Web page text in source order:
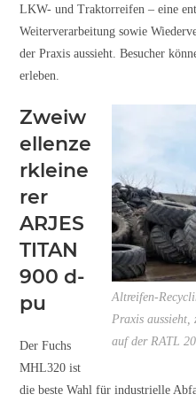
LKW- und Traktorreifen – eine
Weiterverarbeitung sowie
der Praxis aussieht. Besucher
erleben.
Altreifen-
Praxis aussieht,
auf der RATL
Zweiw
ellenze
rkleine
rer
ARJES
TITAN
900 d-
pu
Der Fuchs
MHL320 ist
die beste Wahl für industrielle